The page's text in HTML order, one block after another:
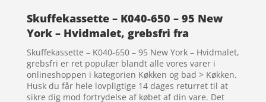
Skuffekassette – K040-650 – 95 New
York – Hvidmalet, grebsfri fra
Skuffekassette – K040-650 – 95 New York – Hvidmalet,
grebsfri er ret populær blandt alle vores varer i
onlineshoppen i kategorien Køkken og bad > Køkken.
Husk du får hele lovpligtige 14 dages returret til at
sikre dig mod fortrydelse af købet af din vare. Det